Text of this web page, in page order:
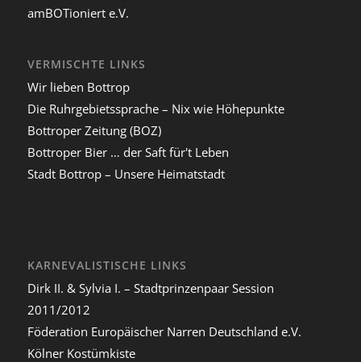
amBOTioniert e.V.
VERMISCHTE LINKS
Wir lieben Bottrop
Die Ruhrgebietssprache – Nix wie Höhepunkte
Bottroper Zeitung (BOZ)
Bottroper Bier … der Saft für't Leben
Stadt Bottrop – Unsere Heimatstadt
KARNEVALISTISCHE LINKS
Dirk II. & Sylvia I. – Stadtprinzenpaar Session
2011/2012
Föderation Europäischer Narren Deutschland e.V.
Kölner Kostümkiste